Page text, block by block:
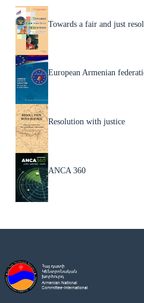
Towards a fair and just
European Armenian
Resolution with justice
ANCA 360